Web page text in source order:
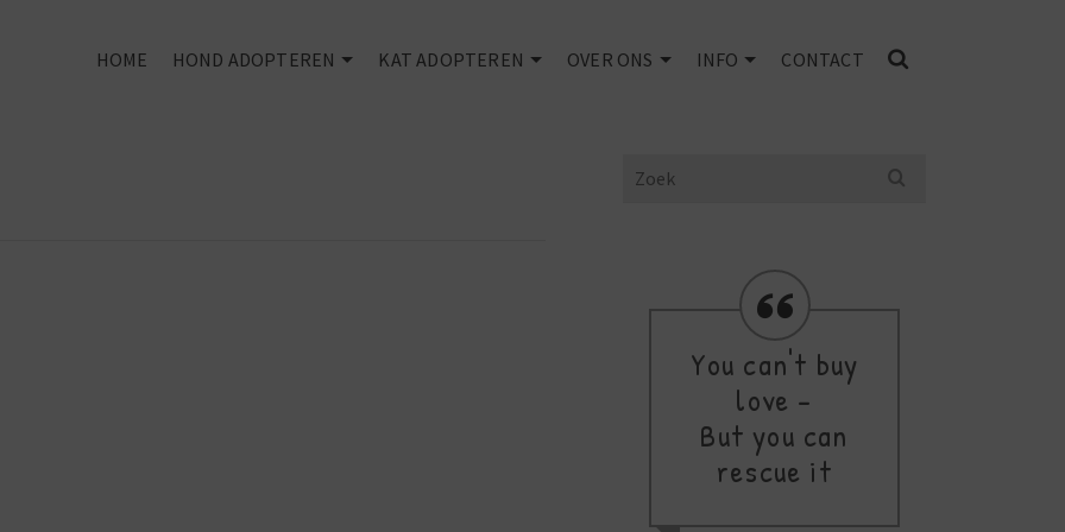
HOME HOND ADOPTEREN KAT ADOPTEREN OVER ONS INFO CONTACT
Search
You can't buy
love -
But you can
rescue it